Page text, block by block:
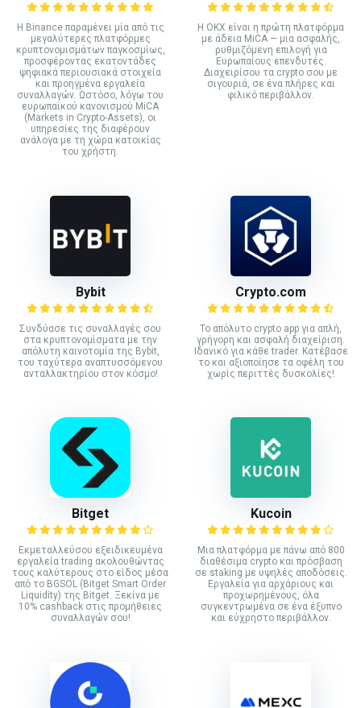
Η Binance παραμένει μία από τις
μεγαλύτερες πλατφόρμες
κρυπτονομισμάτων παγκοσμίως,
προσφέροντας εκατοντάδες
ψηφιακά περιουσιακά στοιχεία
και προηγμένα εργαλεία
συναλλαγών. Ωστόσο, λόγω του
ευρωπαϊκού κανονισμού MiCA
(Markets in Crypto-Assets), οι
υπηρεσίες της διαφέρουν
ανάλογα με τη χώρα κατοικίας
του χρήστη.
Η OKX είναι η πρώτη πλατφόρμα
με άδεια MiCA — μια ασφαλής,
ρυθμιζόμενη επιλογή για
Ευρωπαίους επενδυτές.
Διαχειρίσου τα crypto σου με
σιγουριά, σε ένα πλήρες και
φιλικό περιβάλλον.
Bybit
Συνδύασε τις συναλλαγές σου
στα κρυπτονομίσματα με την
απόλυτη καινοτομία της Bybit,
του ταχύτερα αναπτυσσόμενου
ανταλλακτηρίου στον κόσμο!
Crypto.com
Το απόλυτο crypto app για απλή,
γρήγορη και ασφαλή διαχείριση.
Ιδανικό για κάθε trader. Κατέβασε
το και αξιοποίησε τα οφέλη του
χωρίς περιττές δυσκολίες!
Bitget
Εκμεταλλεύσου εξειδικευμένα
εργαλεία trading ακολουθώντας
τους καλύτερους στο είδος μέσα
από το BGSOL (Bitget Smart Order
Liquidity) της Bitget. Ξεκίνα με
10% cashback στις προμήθειες
συναλλαγών σου!
Kucoin
Mια πλατφόρμα με πάνω από 800
διαθέσιμα crypto και πρόσβαση
σε staking με υψηλές αποδόσεις.
Εργαλεία για αρχάριους και
προχωρημένους, όλα
συγκεντρωμένα σε ένα έξυπνο
και εύχρηστο περιβάλλον.